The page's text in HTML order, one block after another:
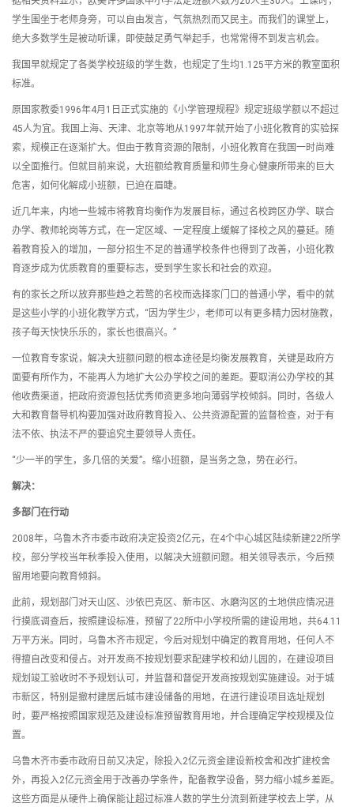
学生围坐于老师身旁，可以自由发言，气氛热烈而又民主。而我们的课堂上，
绝大多数学生是被动听课，即使鼓足勇气举起手，也常常得不到发言机会。
我国早就规定了各类学校班级的学生数，也规定了生均1.125平方米的教室面积
标准。
原国家教委1996年4月1日正式实施的《小学管理规程》规定班级学额以不超过
45人为宜。我国上海、天津、北京等地从1997年就开始了小班化教育的实验探
索，规模正在逐渐扩大。但由于教育资源的限制，小班化教育在我国一时尚难
以全面推行。但就目前来说，大班额给教育质量和师生身心健康所带来的巨大
危害，如何化解成小班额，已迫在眉睫。
近几年来，内地一些城市将教育均衡作为发展目标，通过名校跨区办学、联合
办学、教师轮岗等方式，在一定区域、一定程度上缓解了择校之风的蔓延。随
着教育投入的增加，一部分招生不足的普通学校条件也得到了改善，小班化教
育逐步成为优质教育的重要标志，受到学生家长和社会的欢迎。
有的家长之所以放弃那些趋之若鹜的名校而选择家门口的普通小学，看中的就
是这些小学的小班化教学方式，“因为学生少，老师可以有更多精力因材施教，
孩子每天快快乐乐的，家长也很高兴。”
一位教育专家说，解决大班额问题的根本途径是均衡发展教育，关键是政府方
面要有所作为，不能再人为地扩大公办学校之间的差距。要取消公办学校的其
他收费渠道，把政府资源包括优秀师资更多地向薄弱学校倾斜。同时，各级人
大和教育督导机构要加强对政府教育投入、公共资源配置的监督检查，对于有
法不依、执法不严的要追究主要领导人责任。
“少一半的学生，多几倍的关爱”。缩小班额，是当务之急，势在必行。
解决：
多部门在行动
2008年，乌鲁木齐市委市政府决定投资2亿元，在4个中心城区陆续新建22所学
校，部分学校当年秋季投入使用，以解决大班额问题。相关领导表示，今后预
留用地要向教育倾斜。
此前，规划部门对天山区、沙依巴克区、新市区、水磨沟区的土地供应情况进
行摸底调查后，按照建设标准，预留了22所中小学校所需的建设用地，共64.11
万平方米。同时，乌鲁木齐市规定，今后对规划中确定的教育用地，任何人不
得擅自改变和侵占。对开发商不按规划要求配建学校和幼儿园的，在建设项目
规划竣工验收时不予规划认可，并监督和督促开发商按规划实施建设。对于城
市新区，特别是撤村建居后城市建设储备的用地，在进行建设项目选址规划
时，要严格按照国家规范及建设标准预留教育用地，并合理确定学校规模及位
置。
乌鲁木齐市委市政府日前又决定，除投入2亿元资金建设新校舍和改扩建校舍
外，再投入2亿元资金用于改善办学条件，配备教学设备，努力缩小城乡差距。
这些方面是从硬件上确保能让超过标准人数的学生分流到新建学校去上学，从